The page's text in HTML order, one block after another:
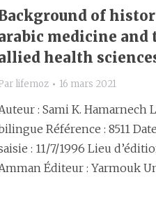
of
medicine and
health
lifemoz 16 mars 2021
: Sami K. Hamarnech
Référence : 8511
: 11/7/1996 Lieu
Éditeur : Yarmouk